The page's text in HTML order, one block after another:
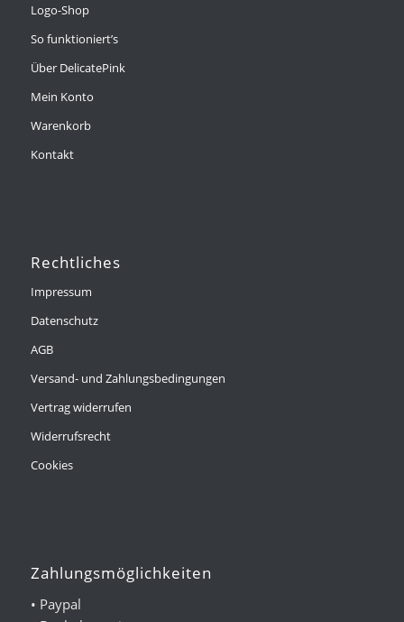
Logo-Shop
So funktioniert’s
Über DelicatePink
Mein Konto
Warenkorb
Kontakt
Rechtliches
Impressum
Datenschutz
AGB
Versand- und Zahlungsbedingungen
Vertrag widerrufen
Widerrufsrecht
Cookies
Zahlungsmöglichkeiten
• Paypal